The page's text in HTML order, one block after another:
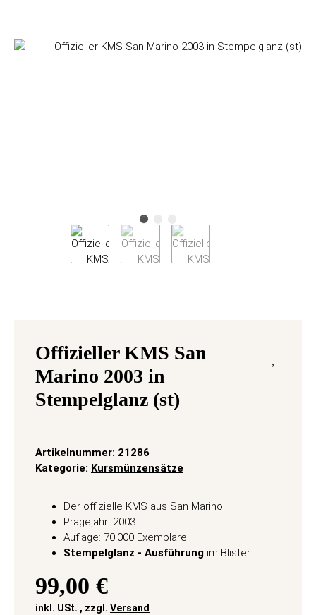
Offizieller KMS San
Marino 2003 in
Stempelglanz (st)
Artikelnummer: 21286
Kategorie: Kursmünzensätze
Der offizielle KMS aus San Marino
Prägejahr: 2003
Auflage: 70.000 Exemplare
Stempelglanz - Ausführung im Blister
99,00 €
inkl. USt. , zzgl. Versand